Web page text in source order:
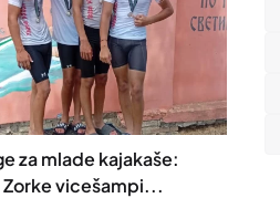
za mlade kajakaše:
Zorke vicešampi...